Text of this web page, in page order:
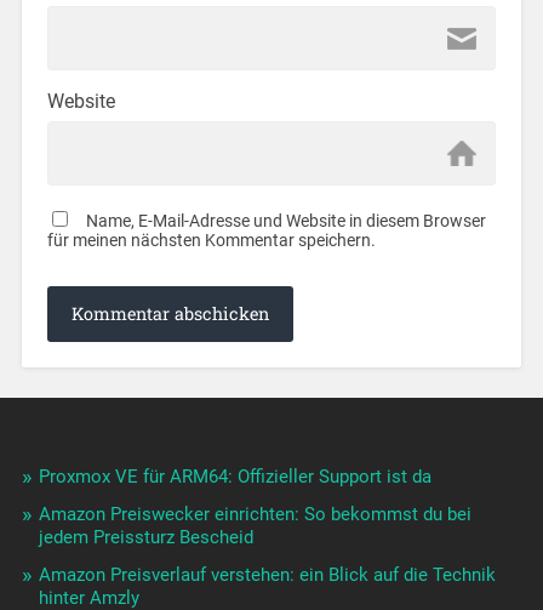
Website
Name, E-Mail-Adresse und Website in diesem Browser
für meinen nächsten Kommentar speichern.
Proxmox VE für ARM64: Offizieller Support ist da
Amazon Preiswecker einrichten: So bekommst du bei
jedem Preissturz Bescheid
Amazon Preisverlauf verstehen: ein Blick auf die Technik
hinter Amzly